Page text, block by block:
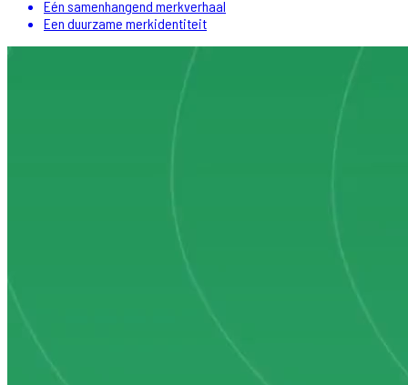
Eén samenhangend merkverhaal
Een duurzame merkidentiteit